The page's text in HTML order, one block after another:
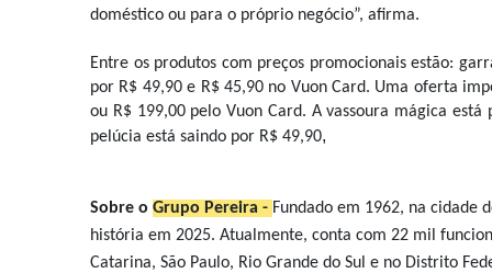
doméstico ou para o próprio negócio”, afirma.
Entre os produtos com preços promocionais estão:
por R$ 49,90 e R$ 45,90 no Vuon Card. Uma oferta
ou R$ 199,00 pelo Vuon Card. A vassoura mágica
pelúcia está saindo por R$ 49,90,
Sobre o Grupo Pereira - Fundado em 1962, na cidade
história em 2025. Atualmente, conta com 22 mil
Catarina, São Paulo, Rio Grande do Sul e no Distrito